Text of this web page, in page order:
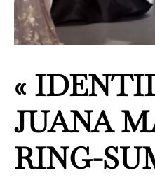
«
JUANA
RING-